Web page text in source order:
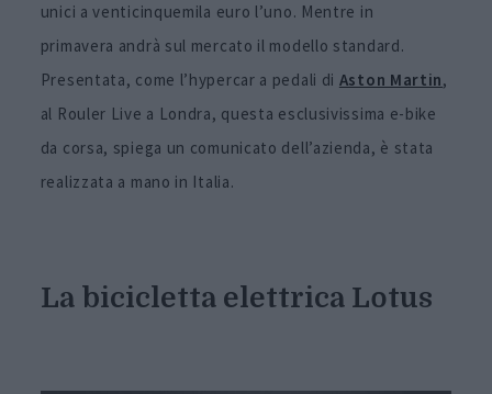
unici a venticinquemila euro l’uno. Mentre in
primavera andrà sul mercato il modello standard.
Presentata, come l’hypercar a pedali di Aston Martin,
al Rouler Live a Londra, questa esclusivissima e-bike
da corsa, spiega un comunicato dell’azienda, è stata
realizzata a mano in Italia.
La bicicletta elettrica Lotus